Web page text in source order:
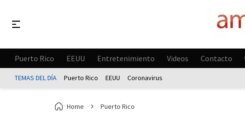
Puerto Rico EEUU Entretenimiento Videos Contacto
TEMAS DEL DÍA Puerto Rico EEUU Coronavirus
Home Puerto Rico